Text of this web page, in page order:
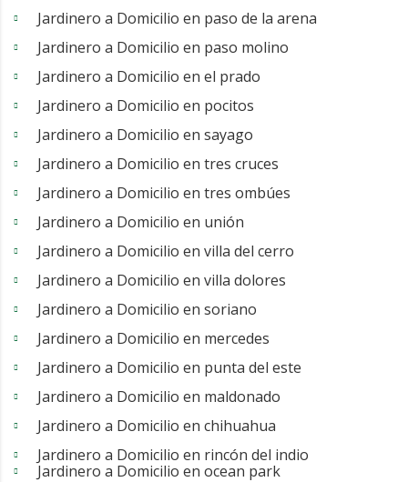
Jardinero a Domicilio en paso de la arena
Jardinero a Domicilio en paso molino
Jardinero a Domicilio en el prado
Jardinero a Domicilio en pocitos
Jardinero a Domicilio en sayago
Jardinero a Domicilio en tres cruces
Jardinero a Domicilio en tres ombúes
Jardinero a Domicilio en unión
Jardinero a Domicilio en villa del cerro
Jardinero a Domicilio en villa dolores
Jardinero a Domicilio en soriano
Jardinero a Domicilio en mercedes
Jardinero a Domicilio en punta del este
Jardinero a Domicilio en maldonado
Jardinero a Domicilio en chihuahua
Jardinero a Domicilio en rincón del indio
Jardinero a Domicilio en ocean park